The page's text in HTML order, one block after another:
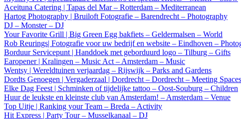
Aceituna Catering | Tapas del Mar – Rotterdam – Mediterranean
Hartog Photography | Bruiloft Fotografie – Barendrecht – Photography
DJ – Monster – DJ
Your Favorite Grill | Big Green Egg bakfiets – Geldermalsen – World
Rob Reurings| Fotografie voor uw bedrijf en website – Eindhoven –
Borduur Servicepunt | Handdoek met geborduurd logo – Tilburg – Gifts
Earopener | Kralingen – Music Act – Amsterdam – Music
Wentsy | Wereldtuinen verjaardag – Rijswijk – Parks and Gardens
Dordts Genoegen | Vergaderzaal | Dordrecht – Dordrecht – Meeting Spaces
Elke Dag Feest | Schminken of tijdelijke tattoo – Oost-Souburg – Children
Huur de leukste en kleinste club van Amsterdam! – Amsterdam – Venue
Top Uitje | Ranking your Team – Breda – Activity
Hit Express | Party Tour – Musselkanaal – DJ